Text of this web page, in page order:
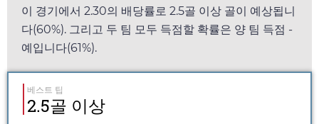
이 경기에서 2.30의 배당률로 2.5골 이상 골이 예상됩니
다(60%). 그리고 두 팀 모두 득점할 확률은 양 팀 득점 -
예입니다(61%).
베스트 팁
2.5골 이상